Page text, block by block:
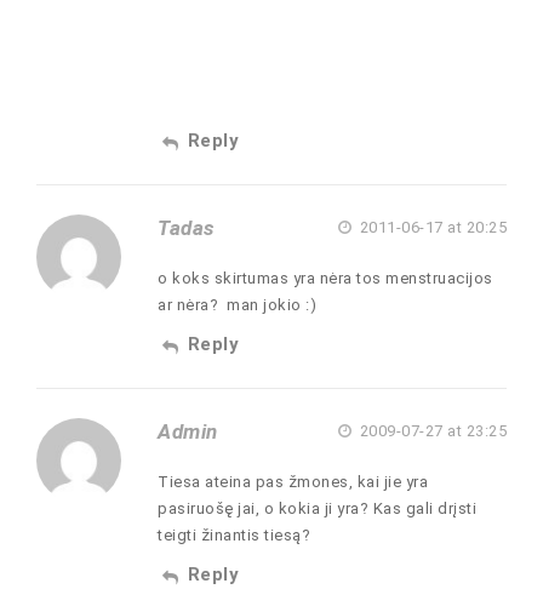
Reply
Tadas 2011-06-17 at 20:25
o koks skirtumas yra nėra tos menstruacijos
ar nėra? man jokio :)
Reply
Admin 2009-07-27 at 23:25
Tiesa ateina pas žmones, kai jie yra
pasiruošę jai, o kokia ji yra? Kas gali drįsti
teigti žinantis tiesą?
Reply